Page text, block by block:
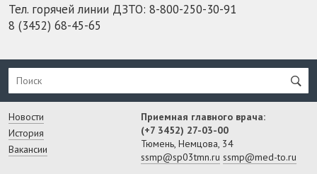
Тел. горячей линии ДЗТО: 8-800-250-30-91
8 (3452) 68-45-65
Новости
История
Вакансии
Приемная главного врача:
(+7 3452) 27-03-00
Тюмень, Немцова, 34
ssmp@sp03tmn.ru ssmp@med-to.ru